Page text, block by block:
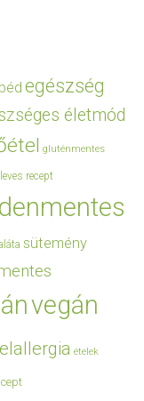
egészség
életmód
gluténmentes
leves recept
sütemény
vegán
ételek